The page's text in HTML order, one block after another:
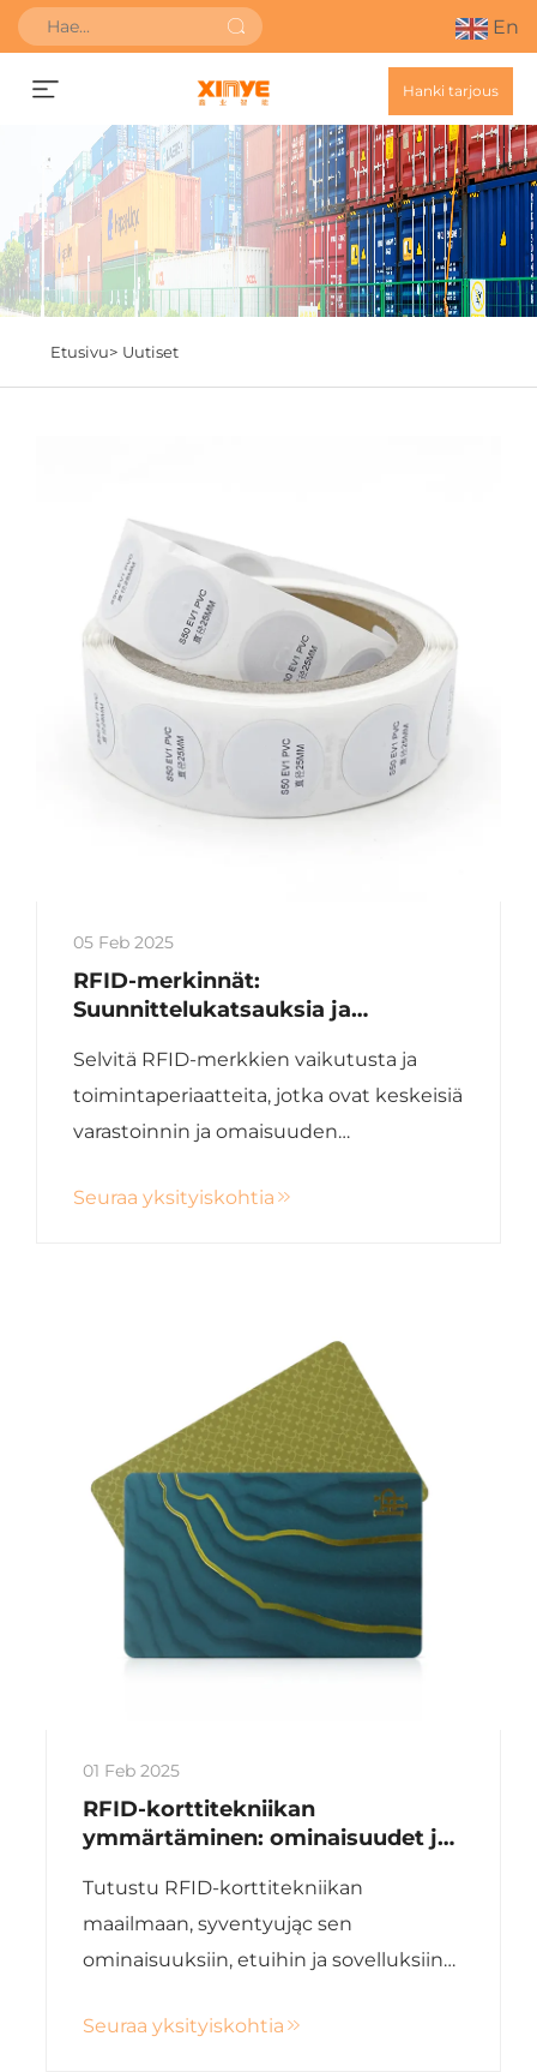
En
Hanki tarjous
Etusivu> Uutiset
05 Feb 2025
RFID-merkinnät:
Suunnittelukatsauksia ja
Selvitä RFID-merkkien vaikutusta ja
toimintaperiaatteita, jotka ovat keskeisiä
varastoinnin ja omaisuuden
suuntauksiin, kuten chipittömien
Seuraa yksityiskohtia
01 Feb 2025
RFID-korttitekniikan
ymmärtäminen: ominaisuudet ja
Tutustu RFID-korttitekniikan
maailmaan, syventyując sen
ominaisuuksiin, etuihin ja sovelluksiin
nimikkeet ovat erityisen tehokkaita
Seuraa yksityiskohtia